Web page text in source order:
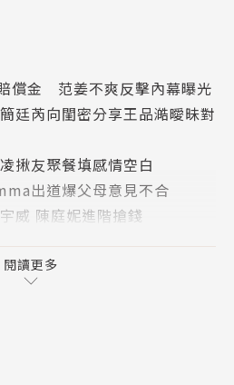
繼廣達旗下的機器人股、金孫
哥中最年輕的集團阿公—和碩
也將迎接金孫「永擎」上市。
隊接受本刊專訪，不僅希望永
，還以「諾曼第登陸」形容這
資潮，他更預言：「會有5到
潤萬物（終端產品），也照
償金 范姜不爽反擊內幕曝光
廷芮向閨密分享王品澔曖昧對
揪友聚餐填感情空白
出道爆父母意見不合
威 陳庭妮進階搶錢
頻告假8點檔遭賜死
閱讀更多